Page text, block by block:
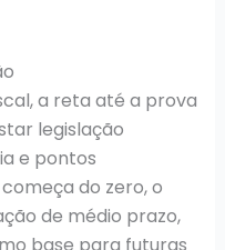
a reta até a prova
legislação
e pontos
do zero, o
de médio prazo,
base para futuras